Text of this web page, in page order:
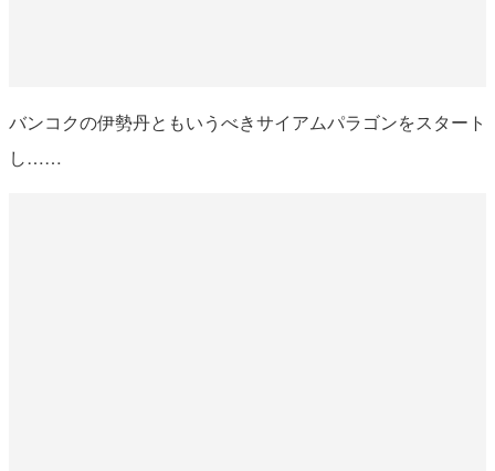
バンコクの伊勢丹ともいうべきサイアムパラゴンをスタート
し……